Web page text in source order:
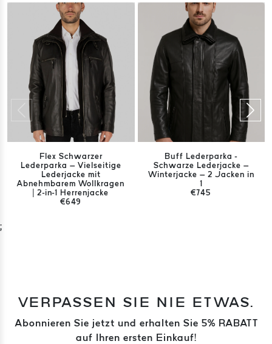
Flex Schwarzer
Lederparka – Vielseitige
Lederjacke mit
Abnehmbarem Wollkragen
| 2-in-1 Herrenjacke
€649
Buff Lederparka -
Schwarze Lederjacke –
Winterjacke – 2 Jacken in
1
€745
;
VERPASSEN SIE NIE ETWAS.
Abonnieren Sie jetzt und erhalten Sie 5% RABATT
auf Ihren ersten Einkauf!